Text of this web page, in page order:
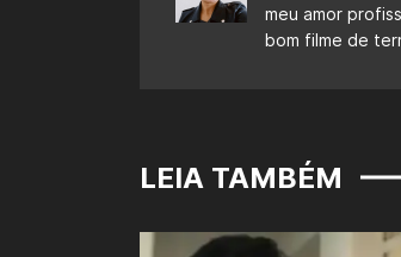
meu amor
bom filme de
LEIA TAMBÉM